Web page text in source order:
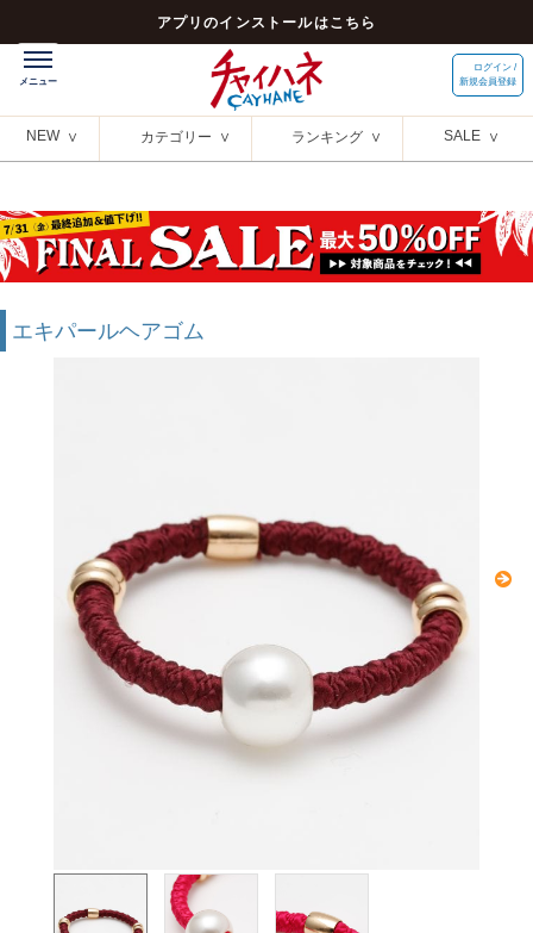
アプリのインストールはこちら
ログイン /
新規会員登録
NEW カテゴリー ランキング SALE
エキパールヘアゴム